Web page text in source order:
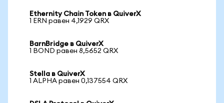
Ethernity Chain Token в QuiverX
1 ERN равен 4,1929 QRX
BarnBridge в QuiverX
1 BOND равен 8,5652 QRX
Stella в QuiverX
1 ALPHA равен 0,137554 QRX